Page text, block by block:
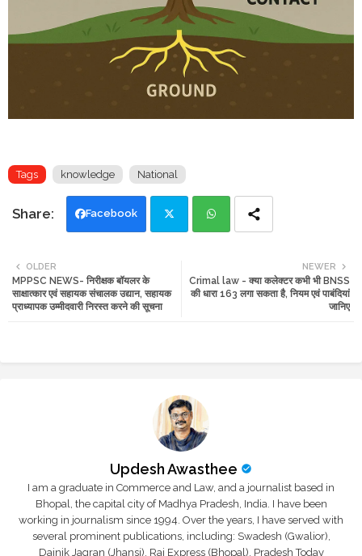
Tags knowledge National
Facebook
ats
NEWER
Crimal law - क्या कलेक्टर कभी भी BNSS
की धारा 163 लगा सकता है, नियम एवं पाबंदियां
जानिए
OLDER
MPPSC NEWS- निरीक्षक बॉयलर के
साक्षात्कार एवं सहायक संचालक उद्यान, सहायक
प्राध्यापक उम्मीदवारी निरस्त करने की सूचना
Updesh Awasthee
I am a graduate in Commerce and Law, and a journalist based in
Bhopal, the capital city of Madhya Pradesh, India. I have been
working in journalism since 1994. Over the years, I have served with
several prominent publications, including: Swadesh (Gwalior),
Dainik Jagran (Jhansi), Raj Express (Bhopal), Pradesh Today